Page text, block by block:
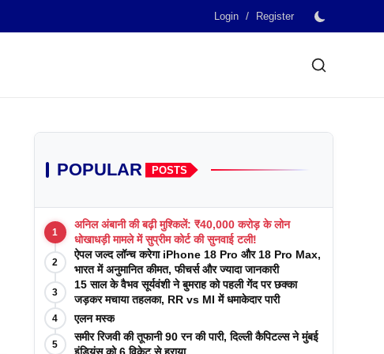
Login / Register
POPULAR POSTS
1
अनिल अंबानी की बढ़ी मुश्किलें: ₹40,000 करोड़ के लोन
धोखाधड़ी मामले में सुप्रीम कोर्ट की सुनवाई टली!
2
ऐपल जल्द लॉन्च करेगा iPhone 18 Pro और 18 Pro Max,
भारत में अनुमानित कीमत, फीचर्स और ज्यादा जानकारी
3
15 साल के वैभव सूर्यवंशी ने बुमराह को पहली गेंद पर छक्का
जड़कर मचाया तहलका, RR vs MI में धमाकेदार पारी
4 एलन मस्क
5
समीर रिजवी की तूफानी 90 रन की पारी, दिल्ली कैपिटल्स ने मुंबई